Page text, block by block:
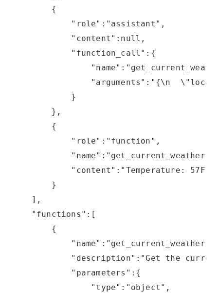
        {
            "role":"assistant",
            "content":null,
            "function_call":{
"arguments":"{\n
            }
        },
        {
            "role":"function",
            "name":"get_current_weather",
"content":"Temperature: 57F,
        }
    ],
    "functions":[
        {
            "name":"get_current_weather",
"description":"Get the
            "parameters":{
                "type":"object",